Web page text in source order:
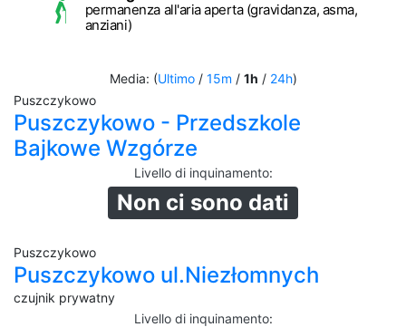
permanenza all'aria aperta (gravidanza, asma,
anziani)
Media: (Ultimo/ 15m / 1h / 24h)
Puszczykowo
Puszczykowo - Przedszkole
Bajkowe Wzgórze
Livello di inquinamento:
Non ci sono dati
Puszczykowo
Puszczykowo ul.Niezłomnych
czujnik prywatny
Livello di inquinamento: